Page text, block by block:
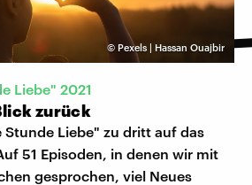
© Pexels | Hassan Ouajbir
Liebe" 2021
zurück
Stunde Liebe" zu dritt auf das
51 Episoden, in denen wir mit
gesprochen, viel Neues